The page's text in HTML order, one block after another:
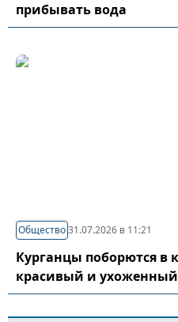
прибывать вода
Общество31.07.2026 в 11:21
Курганцы поборются в
красивый и